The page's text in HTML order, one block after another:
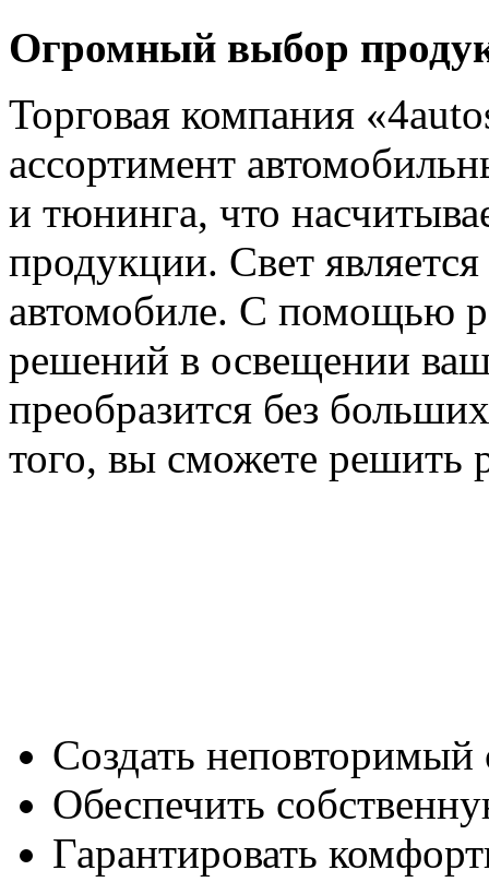
Огромный выбор
Торговая компания
ассортимент
и тюнинга, что
продукции. Свет
автомобиле. С помощью
решений в освещении
преобразится без
того, вы сможете решить
Создать неповторимый
Обеспечить
Гарантировать